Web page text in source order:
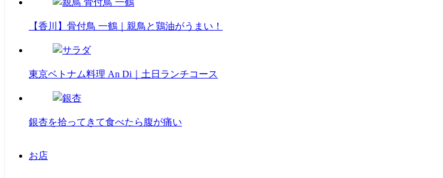
【香川】骨付鳥 一鶴｜親鳥と鶏油がうまい！
東京ベトナム料理 An Di｜土日ランチコース
銀杏を拾ってきて食べたら腹が痛い
お店